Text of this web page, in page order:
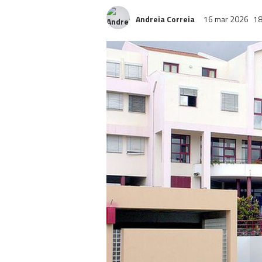
Andreia Correia 16 mar 2026